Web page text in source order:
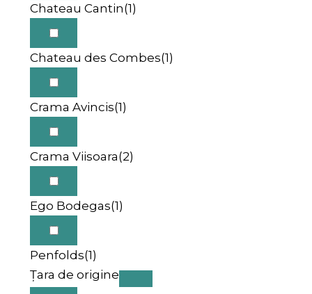
Chateau Cantin(1)
Chateau des Combes(1)
Crama Avincis(1)
Crama Viisoara(2)
Ego Bodegas(1)
Penfolds(1)
Țara de origine